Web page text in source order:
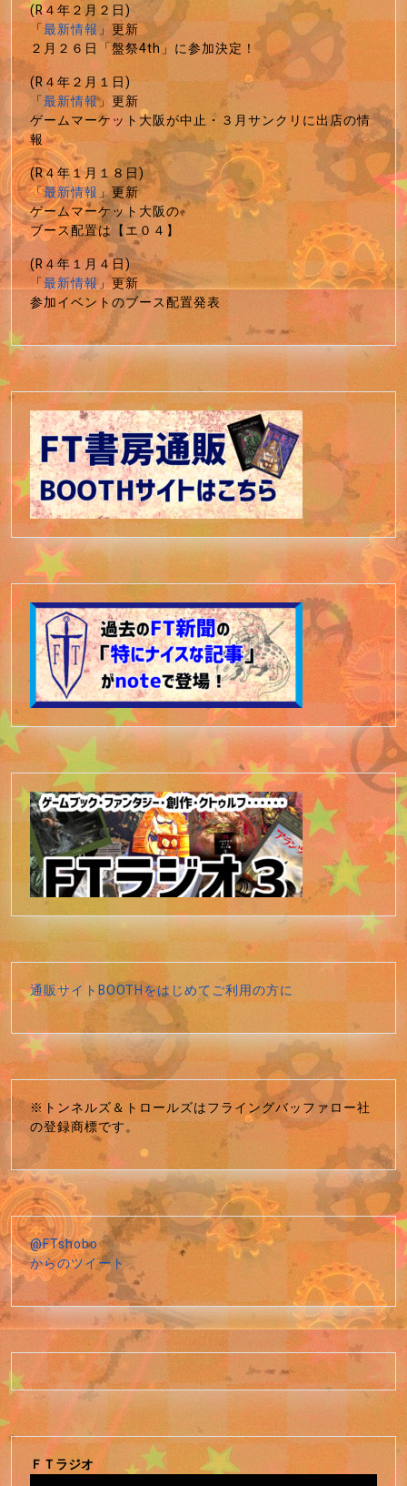
(R４年２月２日)
「最新情報」更新
２月２６日「盤祭4th」に参加決定！
(R４年２月１日)
「最新情報」更新
ゲームマーケット大阪が中止・３月サンクリに出店の情
報
(R４年１月１８日)
「最新情報」更新
ゲームマーケット大阪の
ブース配置は【エ０４】
(R４年１月４日)
「最新情報」更新
参加イベントのブース配置発表
通販サイトBOOTHをはじめてご利用の方に
※トンネルズ＆トロールズはフライングバッファロー社
の登録商標です。
@FTshobo
からのツイート
ＦＴラジオ